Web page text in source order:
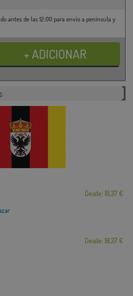
antes de las 12:00 para envío a península y
Desde: 18,37 €
Desde: 18,37 €